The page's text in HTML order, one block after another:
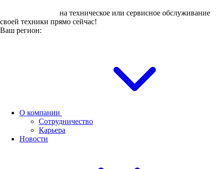
на техническое или сервисное обслуживание
своей техники прямо сейчас!
Ваш регион:
О компании
Сотрудничество
Карьера
Новости